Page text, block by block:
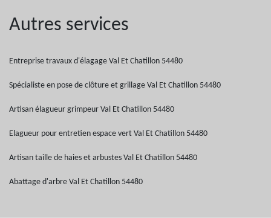
Autres services
Entreprise travaux d'élagage Val Et Chatillon 54480
Spécialiste en pose de clôture et grillage Val Et Chatillon 54480
Artisan élagueur grimpeur Val Et Chatillon 54480
Elagueur pour entretien espace vert Val Et Chatillon 54480
Artisan taille de haies et arbustes Val Et Chatillon 54480
Abattage d'arbre Val Et Chatillon 54480